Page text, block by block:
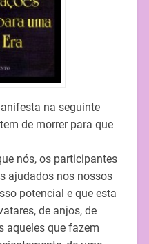
na seguinte
de morrer para que
nós, os participantes
ajudados nos nossos
potencial e que esta
de anjos, de
aqueles que fazem